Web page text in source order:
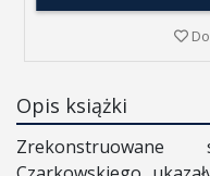
Opis książki